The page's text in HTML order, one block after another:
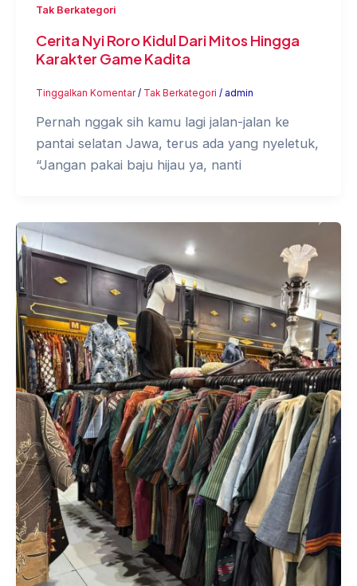
Tak Berkategori
Cerita Nyi Roro Kidul Dari Mitos Hingga
Karakter Game Kadita
Tinggalkan Komentar / Tak Berkategori / admin
Pernah nggak sih kamu lagi jalan-jalan ke
pantai selatan Jawa, terus ada yang nyeletuk,
“Jangan pakai baju hijau ya, nanti